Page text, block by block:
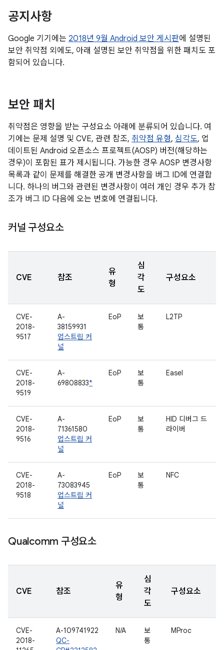
공지사항
Google 기기에는 2018년 9월 Android 보안 게시판에 설명된
보안 취약점 외에도, 아래 설명된 보안 취약점을 위한 패치도 포
함되어 있습니다.
보안 패치
취약점은 영향을 받는 구성요소 아래에 분류되어 있습니다. 여
기에는 문제 설명 및 CVE, 관련 참조, 취약점 유형, 심각도, 업
데이트된 Android 오픈소스 프로젝트(AOSP) 버전(해당하는
경우)이 포함된 표가 제시됩니다. 가능한 경우 AOSP 변경사항
목록과 같이 문제를 해결한 공개 변경사항을 버그 ID에 연결합
니다. 하나의 버그와 관련된 변경사항이 여러 개인 경우 추가 참
조가 버그 ID 다음에 오는 번호에 연결됩니다.
커널 구성요소
CVE 참조
유
형
심
각
도
구성요소
CVE-
2018-
9517
A-
38159931
업스트림 커
널
EoP
보
통
L2TP
CVE-
2018-
9519
A-
69808833*
EoP
보
통
Easel
CVE-
2018-
9516
A-
71361580
업스트림 커
널
EoP
보
통
HID 디버그 드
라이버
CVE-
2018-
9518
A-
73083945
업스트림 커
널
EoP
보
통
NFC
Qualcomm 구성요소
CVE 참조
유
형
심
각
도
구성요소
CVE-
2018-
A-109741922
QC-
N/A
보
통
MProc